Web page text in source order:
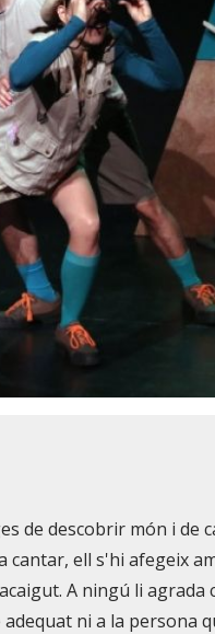
de descobrir món i de
cantar, ell s'hi afegeix
A ningú li agrada
ni a la persona